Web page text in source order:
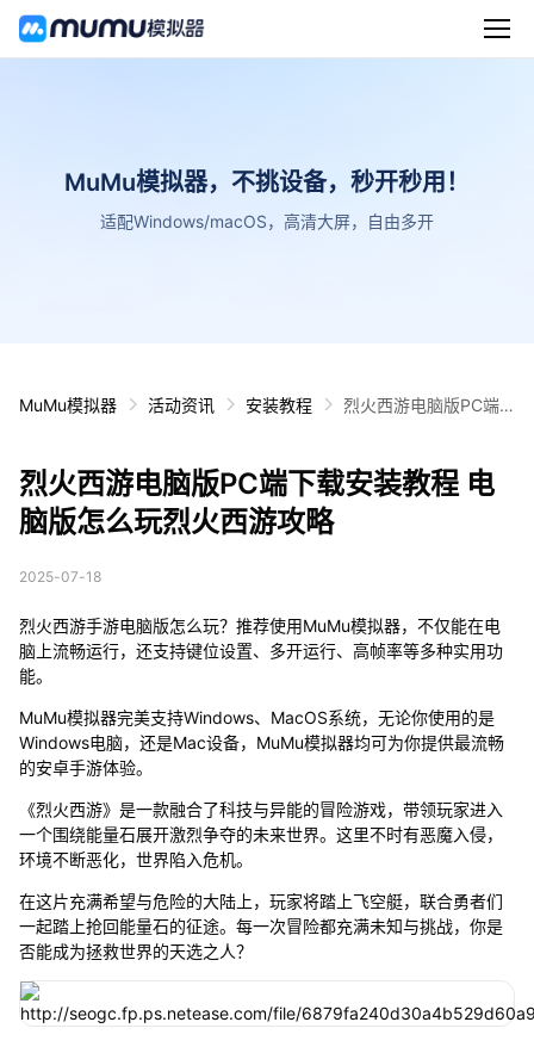
MuMu模拟器，不挑设备，秒开秒用！
适配Windows/macOS，高清大屏，自由多开
MuMu模拟器 活动资讯 安装教程
烈火西游电脑版PC端
烈火西游电脑版PC端下载安装教程 电
脑版怎么玩烈火西游攻略
2025-07-18
烈火西游手游电脑版怎么玩？推荐使用MuMu模拟器，不仅能在电
脑上流畅运行，还支持键位设置、多开运行、高帧率等多种实用功
能。
MuMu模拟器完美支持Windows、MacOS系统，无论你使用的是
Windows电脑，还是Mac设备，MuMu模拟器均可为你提供最流畅
的安卓手游体验。
《烈火西游》是一款融合了科技与异能的冒险游戏，带领玩家进入
一个围绕能量石展开激烈争夺的未来世界。这里不时有恶魔入侵，
环境不断恶化，世界陷入危机。
在这片充满希望与危险的大陆上，玩家将踏上飞空艇，联合勇者们
一起踏上抢回能量石的征途。每一次冒险都充满未知与挑战，你是
否能成为拯救世界的天选之人？